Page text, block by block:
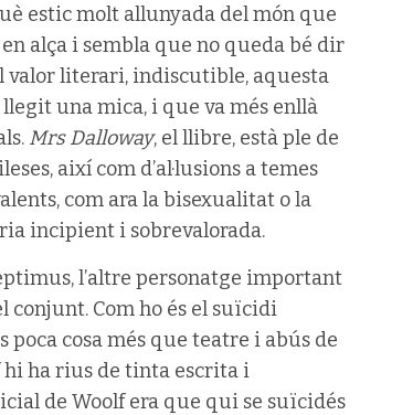
estic molt allunyada del món que
alça i sembla que no queda bé dir
valor literari, indiscutible, aquesta
una mica, i que va més enllà
Mrs Dalloway, el llibre, està ple de
així com d’al·lusions a temes
com ara la bisexualitat o la
incipient i sobrevalorada.
l’altre personatge important
conjunt. Com ho és el suïcidi
cosa més que teatre i abús de
ha rius de tinta escrita i
de Woolf era que qui se suïcidés